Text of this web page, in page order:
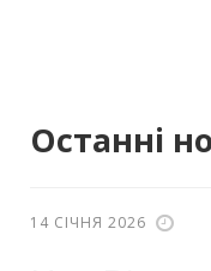
Останні
14 СІЧНЯ 2026